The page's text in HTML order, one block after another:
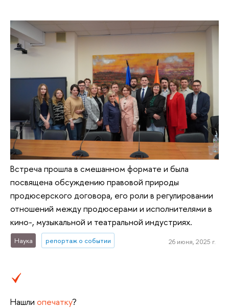
Встреча прошла в смешанном формате и была
посвящена обсуждению правовой природы
продюсерского договора, его роли в регулировании
отношений между продюсерами и исполнителями в
кино-, музыкальной и театральной индустриях.
Наука репортаж о событии 26 июня, 2025 г.
Нашли опечатку?